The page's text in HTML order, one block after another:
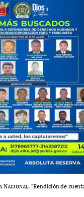
Nacional. “Rendición de